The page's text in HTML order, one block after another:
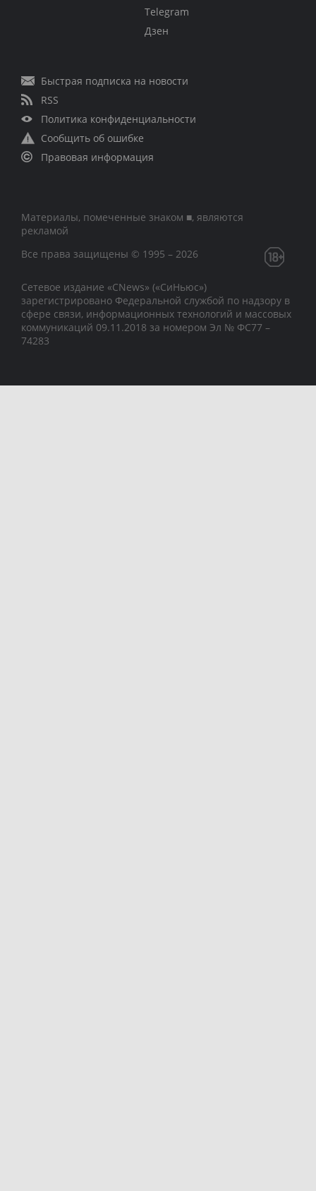
Telegram
Дзен
Быстрая подписка на новости
RSS
Политика конфиденциальности
Сообщить об ошибке
Правовая информация
Материалы, помеченные знаком ■, являются
рекламой
Все права защищены © 1995 – 2026
Сетевое издание «CNews» («СиНьюс»)
зарегистрировано Федеральной службой по надзору в
сфере связи, информационных технологий и массовых
коммуникаций 09.11.2018 за номером Эл № ФС77 –
74283